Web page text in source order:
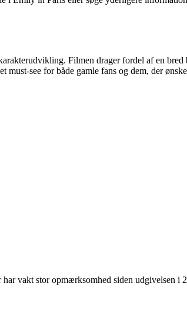
Filmen drager fordel af en
see for både gamle fans og dem, der
vakt stor opmærksomhed siden